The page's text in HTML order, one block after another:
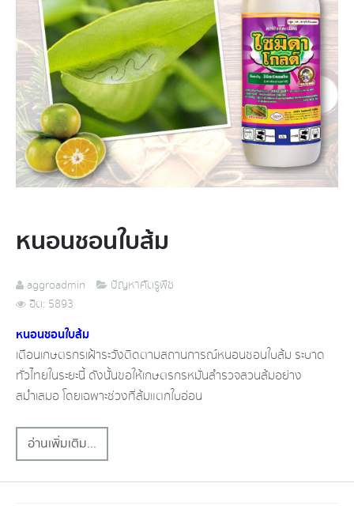
หนอนชอนใบส้ม​
aggroadmin
ปัญหาศัตรูพืช
ฮิต: 5893
หนอนชอนใบส้ม​
เตือนเกษตรกรเฝ้าระวังติดตามสถานการณ์หนอนชอนใบส้ม​ ระบาด
ทั่วไทยในระยะนี้​ ดังนั้นขอให้เกษตรกรหมั่นสำรวจสวนส้มอย่าง
สม่ำเสมอ​ โดยเฉพาะ​ช่วงที่ส้มแตกใบอ่อน​
อ่านเพิ่มเติม...